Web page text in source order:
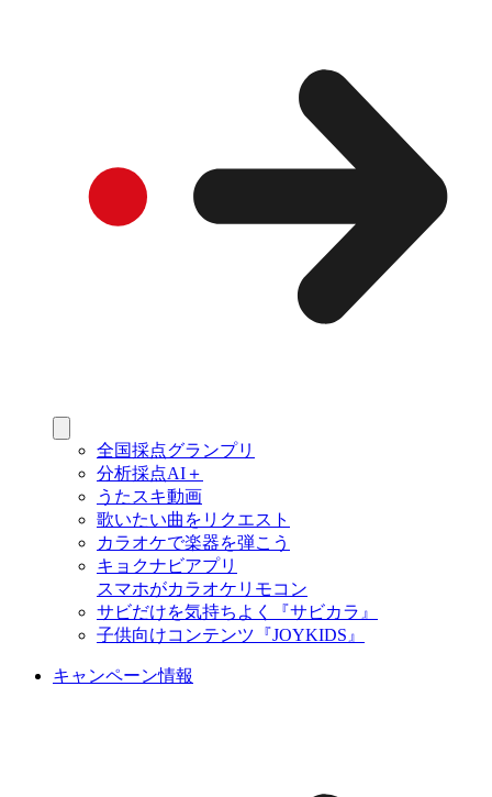
全国採点グランプリ
分析採点AI＋
うたスキ動画
歌いたい曲をリクエスト
カラオケで楽器を弾こう
キョクナビアプリ
スマホがカラオケリモコン
サビだけを気持ちよく『サビカラ』
子供向けコンテンツ『JOYKIDS』
キャンペーン情報